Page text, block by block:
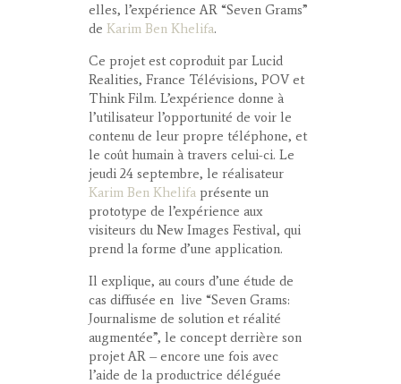
elles, l’expérience AR “Seven Grams”
de Karim Ben Khelifa.
Ce projet est coproduit par Lucid
Realities, France Télévisions, POV et
Think Film. L’expérience donne à
l’utilisateur l’opportunité de voir le
contenu de leur propre téléphone, et
le coût humain à travers celui-ci. Le
jeudi 24 septembre, le réalisateur
Karim Ben Khelifa présente un
prototype de l’expérience aux
visiteurs du New Images Festival, qui
prend la forme d’une application.
Il explique, au cours d’une étude de
cas diffusée en live “Seven Grams:
Journalisme de solution et réalité
augmentée”, le concept derrière son
projet AR – encore une fois avec
l’aide de la productrice déléguée